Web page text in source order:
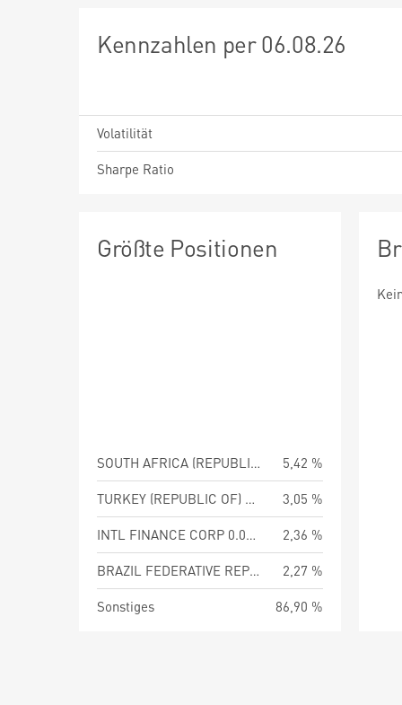
Kennzahlen per 06.08.26
Volatilität
Sharpe Ratio
Größte Positionen
SOUTH AFRICA (REPUBLIC OF) 8.50 PCT
5,42 %
TURKEY (REPUBLIC OF) 30.00 PCT 12-SEP-2029
3,05 %
INTL FINANCE CORP 0.00 PCT 01-FEB-2038
2,36 %
BRAZIL FEDERATIVE REPUBLIC OF
2,27 %
Sonstiges
86,90 %